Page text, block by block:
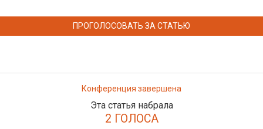
ПРОГОЛОСОВАТЬ ЗА СТАТЬЮ
Конференция завершена
Эта статья набрала
2 ГОЛОСА